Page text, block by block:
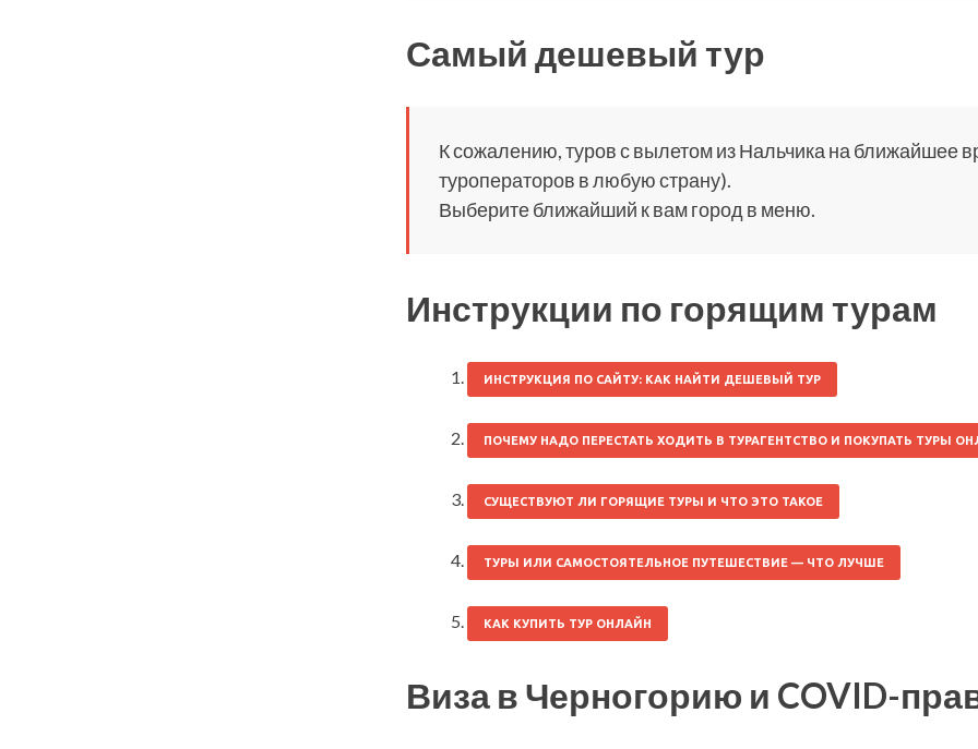
Самый дешевый тур
К сожалению, туров с вылетом из Нальчика на ближайшее
туроператоров в любую страну).
Выберите ближайший к вам город в меню.
Инструкции по горящим турам
ИНСТРУКЦИЯ ПО САЙТУ: КАК НАЙТИ ДЕШЕВЫЙ ТУР
ПОЧЕМУ НАДО ПЕРЕСТАТЬ ХОДИТЬ В ТУРАГЕНТСТВО И ПОКУПАТЬ ТУРЫ
СУЩЕСТВУЮТ ЛИ ГОРЯЩИЕ ТУРЫ И ЧТО ЭТО ТАКОЕ
ТУРЫ ИЛИ САМОСТОЯТЕЛЬНОЕ ПУТЕШЕСТВИЕ — ЧТО ЛУЧШЕ
КАК КУПИТЬ ТУР ОНЛАЙН
Виза в Черногорию и COVID-